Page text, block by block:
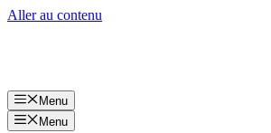
Aller au contenu
Menu
Menu